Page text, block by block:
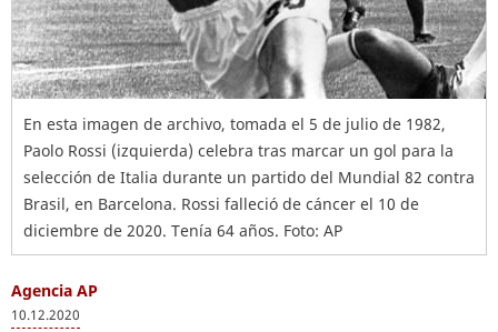
En esta imagen de archivo, tomada el 5 de julio de 1982,
Paolo Rossi (izquierda) celebra tras marcar un gol para la
selección de Italia durante un partido del Mundial 82 contra
Brasil, en Barcelona. Rossi falleció de cáncer el 10 de
diciembre de 2020. Tenía 64 años. Foto: AP
Agencia AP
10.12.2020